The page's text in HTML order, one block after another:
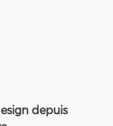
depuis